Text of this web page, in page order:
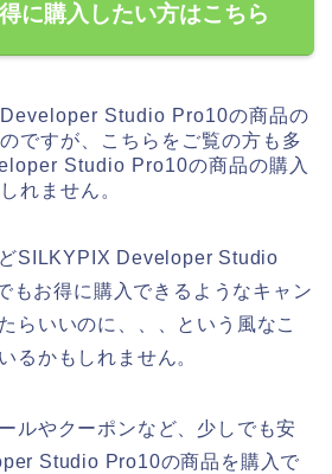
に購入したい方はこちら
Studio Pro10の商品の
ですが、こちらをご覧の方も多
Studio Pro10の商品の購入
れません。
SILKYPIX Developer Studio
もお得に購入できるようなキャン
らいいのに、、、という風なこ
るかもしれません。
ルやクーポンなど、少しでも安
Studio Pro10の商品を購入で